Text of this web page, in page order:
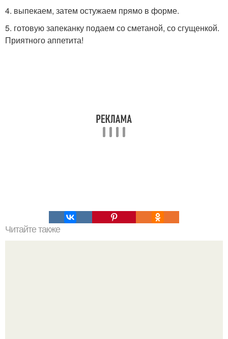
4. выпекаем, затем остужаем прямо в форме.
5. готовую запеканку подаем со сметаной, со сгущенкой.
Приятного аппетита!
Читайте также